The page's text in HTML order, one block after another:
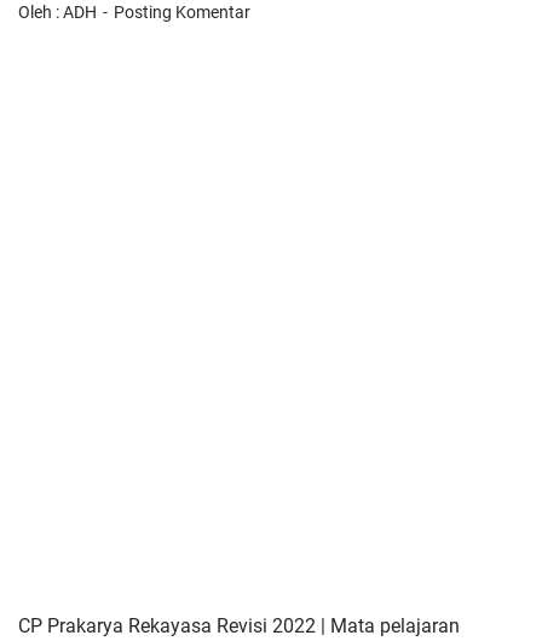
Oleh : ADH Posting Komentar
CP Prakarya Rekayasa Revisi 2022 | Mata pelajaran